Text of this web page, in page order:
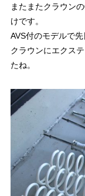
またまたクラウン
けです。
AVS付のモデルで
クラウンにエクス
たね。